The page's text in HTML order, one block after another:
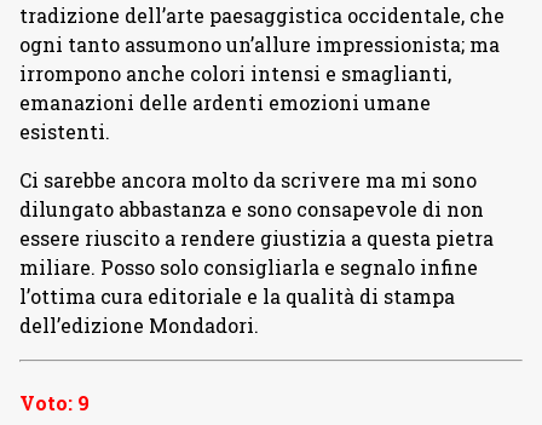
tradizione dell’arte paesaggistica occidentale, che
ogni tanto assumono un’allure impressionista; ma
irrompono anche colori intensi e smaglianti,
emanazioni delle ardenti emozioni umane
esistenti.
Ci sarebbe ancora molto da scrivere ma mi sono
dilungato abbastanza e sono consapevole di non
essere riuscito a rendere giustizia a questa pietra
miliare. Posso solo consigliarla e segnalo infine
l’ottima cura editoriale e la qualità di stampa
dell’edizione Mondadori.
Voto: 9